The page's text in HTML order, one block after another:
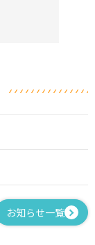
お知らせ一覧